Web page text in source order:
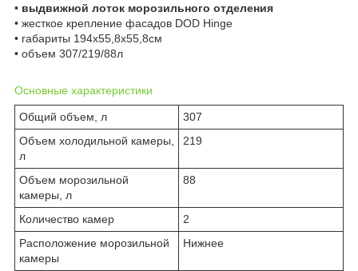
• выдвижной лоток морозильного отделения
• жесткое крепление фасадов DOD Hinge
• габариты 194х55,8х55,8см
• объем 307/219/88л
Основные характеристики
Общий объем, л
307
Объем холодильной камеры,
л
219
Объем морозильной
камеры, л
88
Количество камер
2
Расположение морозильной
камеры
Нижнее